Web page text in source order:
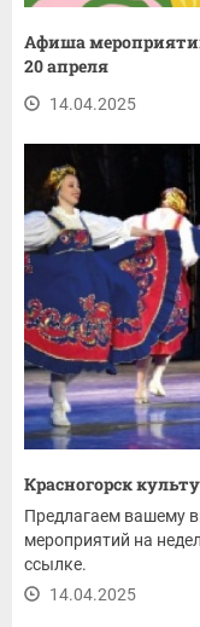
Афиша
20 апреля
14.04.2025
Красногорск
Предлагаем вашему
мероприятий на
ссылке.
14.04.2025